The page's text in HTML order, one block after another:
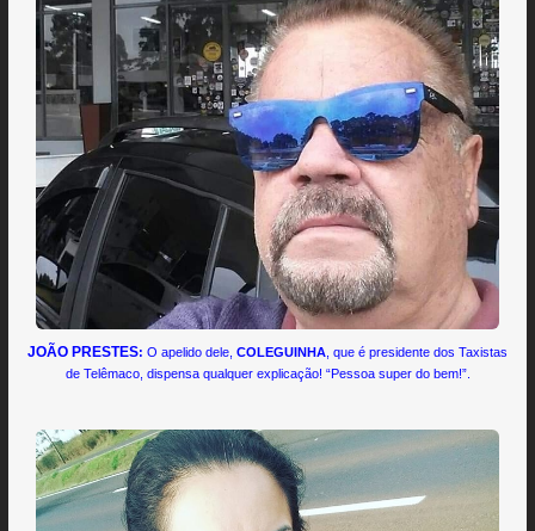
JOÃO PRESTES: O apelido dele, COLEGUINHA , que é presidente dos Taxistas
de Telêmaco, dispensa qualquer explicação! “Pessoa super do bem!”.